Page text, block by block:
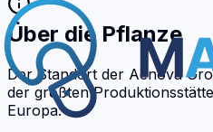
Über die Pflanze
Der Standort der Aenova
der größten
Europa: